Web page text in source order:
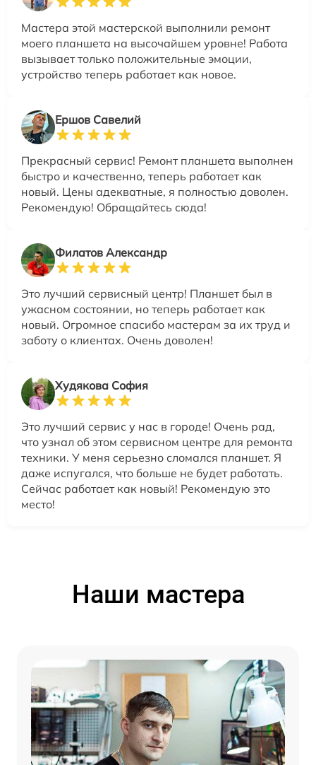
Мастера этой мастерской выполнили ремонт
моего планшета на высочайшем уровне! Работа
вызывает только положительные эмоции,
устройство теперь работает как новое.
Ершов Савелий
Прекрасный сервис! Ремонт планшета выполнен
быстро и качественно, теперь работает как
новый. Цены адекватные, я полностью доволен.
Рекомендую! Обращайтесь сюда!
Филатов Александр
Это лучший сервисный центр! Планшет был в
ужасном состоянии, но теперь работает как
новый. Огромное спасибо мастерам за их труд и
заботу о клиентах. Очень доволен!
Худякова София
Это лучший сервис у нас в городе! Очень рад,
что узнал об этом сервисном центре для ремонта
техники. У меня серьезно сломался планшет. Я
даже испугался, что больше не будет работать.
Сейчас работает как новый! Рекомендую это
место!
Наши мастера